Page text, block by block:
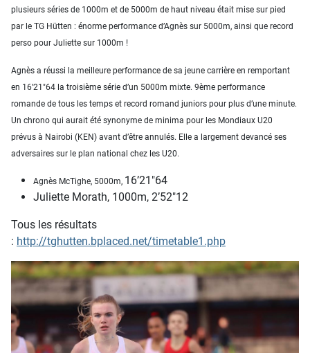
plusieurs séries de 1000m et de 5000m de haut niveau était mise sur pied
par le TG Hütten : énorme performance d’Agnès sur 5000m, ainsi que record
perso pour Juliette sur 1000m !
Agnès a réussi la meilleure performance de sa jeune carrière en remportant
en 16’21″64 la troisième série d’un 5000m mixte. 9ème performance
romande de tous les temps et record romand juniors pour plus d’une minute.
Un chrono qui aurait été synonyme de minima pour les Mondiaux U20
prévus à Nairobi (KEN) avant d’être annulés. Elle a largement devancé ses
adversaires sur le plan national chez les U20.
Agnès McTighe, 5000m, 16’21″64
Juliette Morath, 1000m, 2’52″12
Tous les résultats
: http://tghutten.bplaced.net/timetable1.php